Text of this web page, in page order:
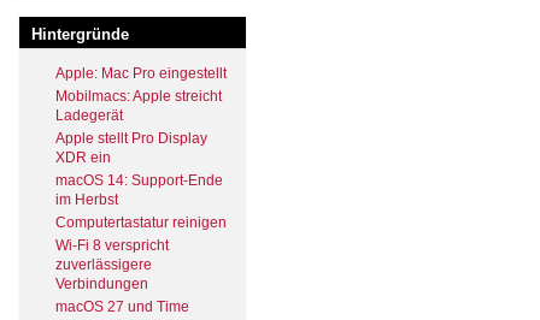
Hintergründe
Apple: Mac Pro eingestellt
Mobilmacs: Apple streicht
Ladegerät
Apple stellt Pro Display
XDR ein
macOS 14: Support-Ende
im Herbst
Computertastatur reinigen
Wi-Fi 8 verspricht
zuverlässigere
Verbindungen
macOS 27 und Time